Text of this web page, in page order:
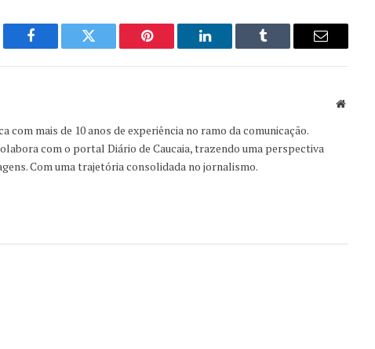
Facebook Twitter Pinterest LinkedIn Tumblr Email
Website
mais de 10 anos de experiência no ramo da comunicação.
com o portal Diário de Caucaia, trazendo uma perspectiva
Com uma trajetória consolidada no jornalismo.